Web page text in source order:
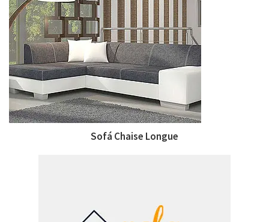
Sofá Chaise Longue